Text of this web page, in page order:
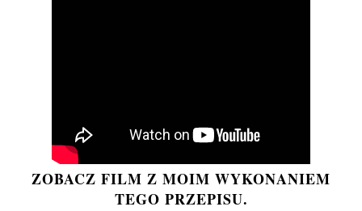
ZOBACZ FILM Z MOIM WYKONANIEM
TEGO PRZEPISU.